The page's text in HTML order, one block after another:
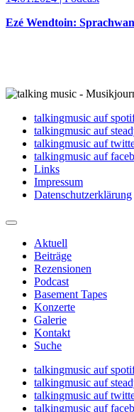
Ezé Wendtoin:
talkingmusic auf
talkingmusic auf
talkingmusic auf
talkingmusic auf
Links
Impressum
Datenschutzerklärung
Aktuell
Beiträge
Rezensionen
Podcast
Basement Tapes
Konzerte
Galerie
Kontakt
Suche
talkingmusic auf
talkingmusic auf
talkingmusic auf
talkingmusic auf